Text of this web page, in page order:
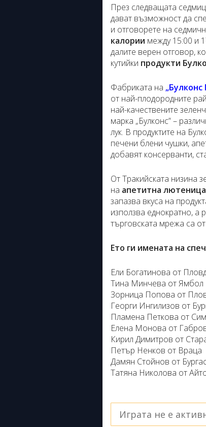
През следващата
дават възможност да
и отговорете на
калории между 15:00 и
далите верен отговор,
кутийки продукти
Фабриката на
от най-плодородните
най-качествените
марка „Булконс” –
лук. В продуктите на
печени блени чушки,
добавят консерванти,
От Тракийската низина
на апетитна лютеница
запазва вкуса на
използва еднократно, а
търговската мрежа са
Ето ги имената на
Ели Богатинова от
Тина Минчева от Ямбол
Зорница Попова от
Георги Ингилизов от
Пламена Петкова от
Елена Монова от
Кирил Димитров от
Петър Ненков от Враца
Дамян Стойнов от
Татяна Николова от
Играта не е